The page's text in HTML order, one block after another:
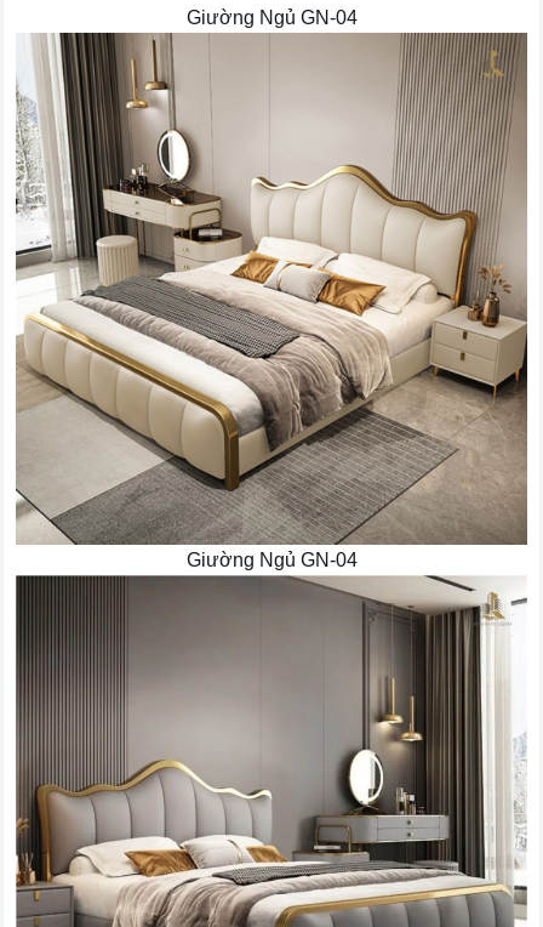
Giường Ngủ GN-04
Giường Ngủ GN-04